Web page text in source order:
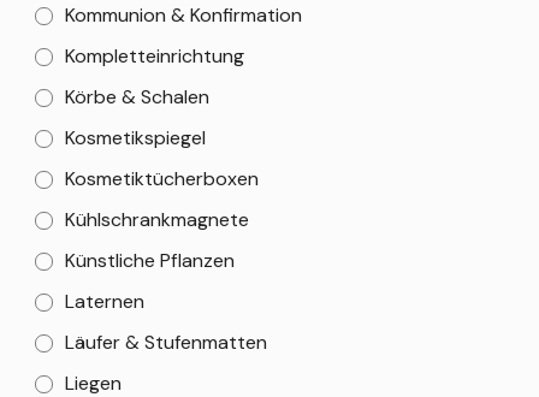
Kommunion & Konfirmation
Kompletteinrichtung
Körbe & Schalen
Kosmetikspiegel
Kosmetiktücherboxen
Kühlschrankmagnete
Künstliche Pflanzen
Laternen
Läufer & Stufenmatten
Liegen